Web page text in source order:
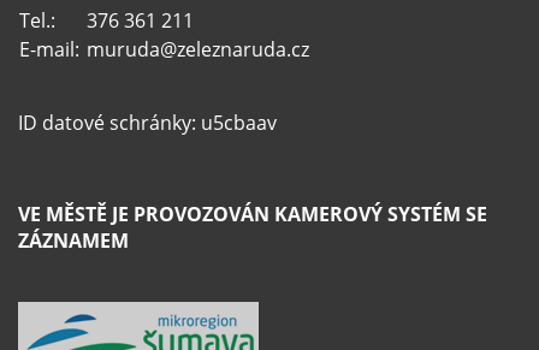
Tel.:
376 361 211
E-mail: muruda@zeleznaruda.cz
ID datové schránky: u5cbaav
VE MĚSTĚ JE PROVOZOVÁN KAMEROVÝ SYSTÉM SE
ZÁZNAMEM